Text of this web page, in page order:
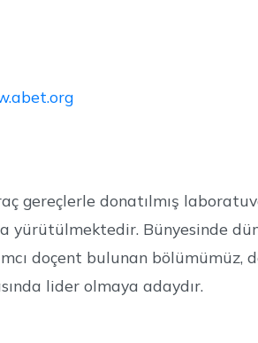
gereçlerle donatılmış
yürütülmektedir. Bünyesinde
doçent bulunan bölümümüz,
lider olmaya adaydır.